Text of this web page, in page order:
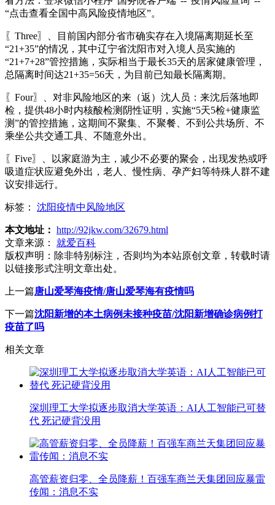
“点击查看全国中高风险疫情地区”。
〖Three〗、目前国内部分省市确实存在入境隔离期延长至
“21+35”的情况，其中辽宁省沈阳市对入境人员实施的
“21+7+28”管控措施，实际相当于最长35天的居家健康管理，
总隔离时间达21+35=56天，为目前已知最长隔离期。
〖Four〗、对非风险地区的来（返）沈人员：来沈后落地即
检，提供48小时内核酸检测阴性证明，实施“5天5检+健康监
测”的管控措施，这期间不聚集、不聚餐、不到公共场所、不
乘坐公共交通工具、不随意外出。
〖Five〗、以家庭游为主，减少不必要的聚会，出现发热或呼
吸道症状应避免外出，老人、慢性病、孕产妇等特殊人群不建
议安排远行。
标签： 沈阳疫情中风险地区
本文地址： http://92jkw.com/32679.html
文章来源：
就爱百科
版权声明： 除非特别标注，否则均为本站原创文章，转载时请
以链接形式注明文章出处。
上一篇唐山爱琴海疫情/唐山爱琴海有疫情吗
下一篇沈阳新增的本土病例未接种疫苗/沈阳新增确诊病例打
疫苗了吗
相关文章
深圳理工大学拟逐步取消大学英语：AI人工智能已可替
代 死记硬背没用
高管薪资归零、全员降薪！百强车商兰天集团回应暴雷
传闻：消息不实